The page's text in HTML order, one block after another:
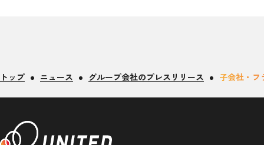
トップ ニュース グループ会社のプレスリリース 子会社・フ